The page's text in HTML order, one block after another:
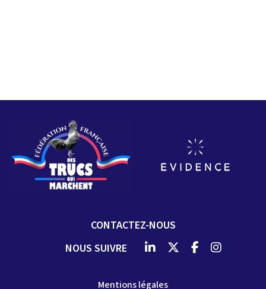
Mentions légales
CONTACTEZ-NOUS
NOUS SUIVRE